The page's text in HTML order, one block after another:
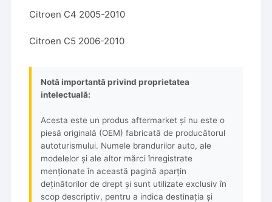
Citroen C4 2005-2010
Citroen C5 2006-2010
Notă importantă privind proprietatea
intelectuală:
Acesta este un produs aftermarket și nu este o
piesă originală (OEM) fabricată de producătorul
autoturismului. Numele brandurilor auto, ale
modelelor și ale altor mărci înregistrate
menționate în această pagină aparțin
deținătorilor de drept și sunt utilizate exclusiv în
scop descriptiv, pentru a indica destinația și